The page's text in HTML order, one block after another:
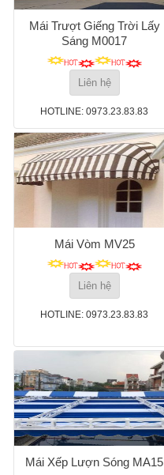
Mái Trượt Giếng Trời Lấy
Sáng M0017
Liên hệ
HOTLINE: 0973.23.83.83
Mái Vòm MV25
Liên hệ
HOTLINE: 0973.23.83.83
Mái Xếp Lượn Sóng MA15